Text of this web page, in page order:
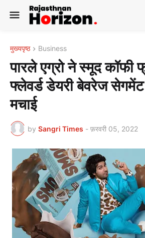
मुख्यपृष्ठ Business
पारले एग्रो ने स्‍मूद कॉफी
फ्लेवर्ड डेयरी बेवरेज
मचाई
by Sangri Times - फ़रवरी 05, 2022